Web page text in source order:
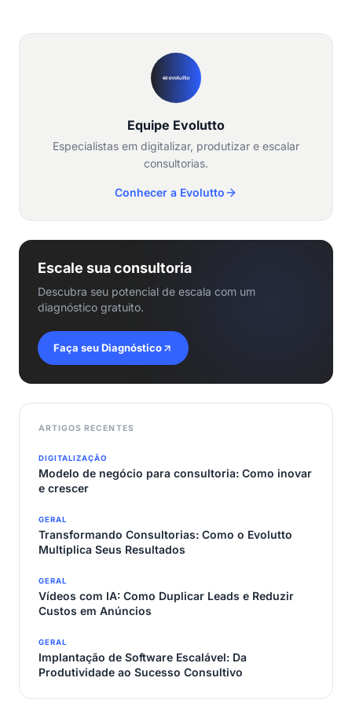
Equipe Evolutto
Especialistas em digitalizar, produtizar e escalar
consultorias.
Conhecer a Evolutto
Escale sua consultoria
Descubra seu potencial de escala com um
diagnóstico gratuito.
Faça seu Diagnóstico
ARTIGOS RECENTES
DIGITALIZAÇÃO
Modelo de negócio para consultoria: Como inovar
e crescer
GERAL
Transformando Consultorias: Como o Evolutto
Multiplica Seus Resultados
GERAL
Vídeos com IA: Como Duplicar Leads e Reduzir
Custos em Anúncios
GERAL
Implantação de Software Escalável: Da
Produtividade ao Sucesso Consultivo